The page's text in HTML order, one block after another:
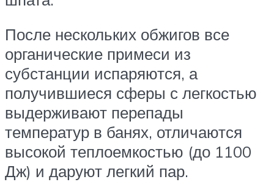
После нескольких обжигов все
органические примеси из
субстанции испаряются, а
получившиеся сферы с легкостью
выдерживают перепады
температур в банях, отличаются
высокой теплоемкостью (до 1100
Дж) и даруют легкий пар.